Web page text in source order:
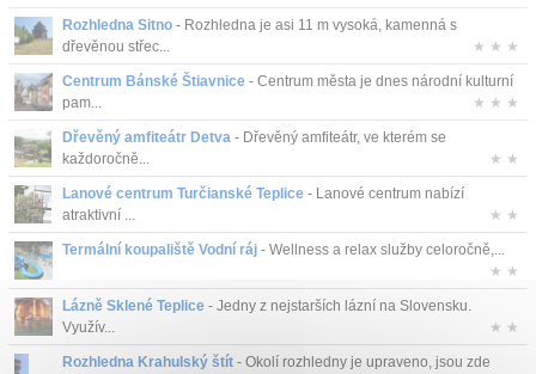
Rozhledna Sitno - Rozhledna je asi 11 m vysoká, kamenná s
dřevěnou střec...
★ ★ ★
Centrum Bánské Štiavnice - Centrum města je dnes národní kulturní
pam...
★ ★ ★
Dřevěný amfiteátr Detva - Dřevěný amfiteátr, ve kterém se
každoročně...
★ ★
Lanové centrum Turčianské Teplice - Lanové centrum nabízí
atraktivní ...
★ ★
Termální koupaliště Vodní ráj - Wellness a relax služby celoročně,...
★ ★
Lázně Sklené Teplice - Jedny z nejstarších lázní na Slovensku.
Využív...
★ ★
Rozhledna Krahulský štít - Okolí rozhledny je upraveno, jsou zde